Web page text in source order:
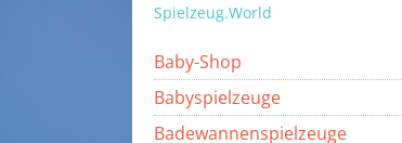
Spielzeug.World
Baby-Shop
Babyspielzeuge
Badewannenspielzeuge